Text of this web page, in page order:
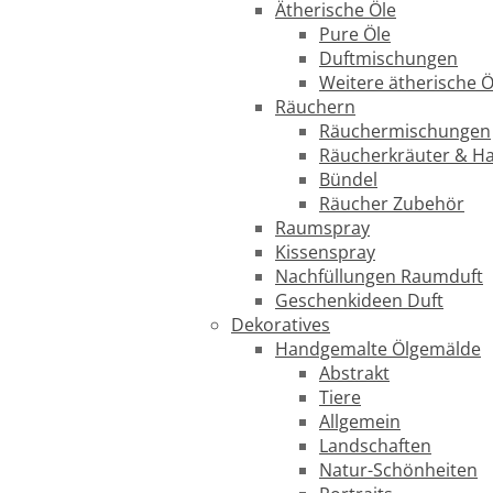
Ätherische Öle
Pure Öle
Duftmischungen
Weitere ätherische
Räuchern
Räuchermischungen
Räucherkräuter &
Bündel
Räucher Zubehör
Raumspray
Kissenspray
Nachfüllungen Raumduft
Geschenkideen Duft
Dekoratives
Handgemalte Ölgemälde
Abstrakt
Tiere
Allgemein
Landschaften
Natur-Schönheiten